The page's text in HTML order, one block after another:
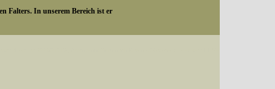
Falters. In unserem Bereich ist er